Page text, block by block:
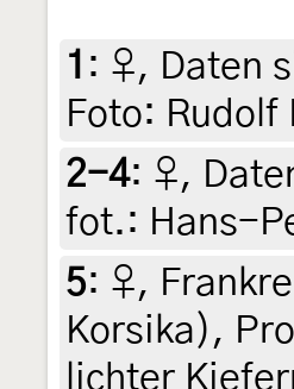
1 : ♀, Daten
Foto: Rudolf
2-4: ♀,
fot.: Hans-
5: ♀,
Korsika),
lichter